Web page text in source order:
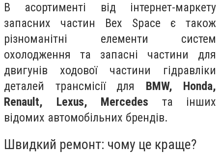
В асортименті від інтернет-маркету
запасних частин Bex Space є також
різноманітні елементи систем
охолодження та запасні частини для
двигунів ходової частини гідравліки
деталей трансмісії для BMW, Honda,
Renault, Lexus, Mercedes та інших
відомих автомобільних брендів.
Швидкий ремонт: чому це краще?